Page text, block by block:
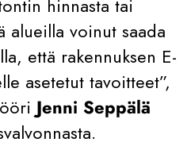
hinnasta tai
alueilla voinut saada
että rakennuksen E-
asetetut tavoitteet”,
Jenni Seppälä